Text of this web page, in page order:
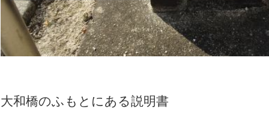
大和橋のふもとにある説明書